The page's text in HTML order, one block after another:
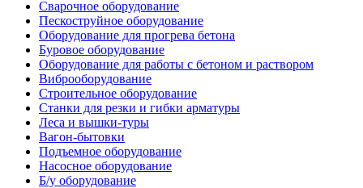
Сварочное оборудование
Пескоструйное оборудование
Оборудование для прогрева бетона
Буровое оборудование
Оборудование для работы с бетоном и раствором
Виброоборудование
Строительное оборудование
Станки для резки и гибки арматуры
Леса и вышки-туры
Вагон-бытовки
Подъемное оборудование
Насосное оборудование
Б/у оборудование